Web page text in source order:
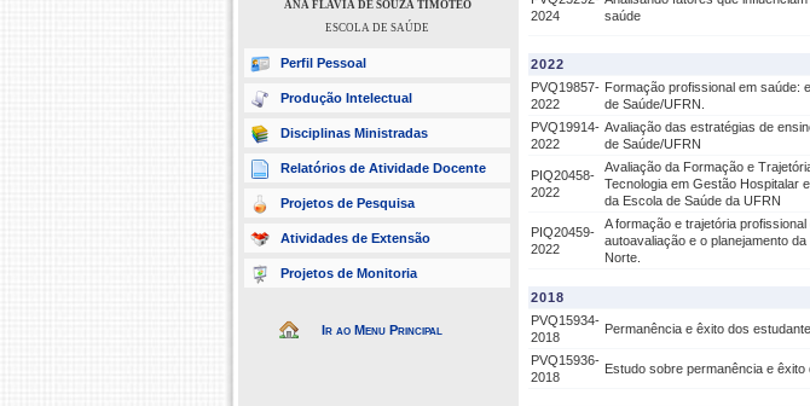
ANA FLAVIA DE SOUZA TIMOTEO
ESCOLA DE SAÚDE
Perfil Pessoal
Produção Intelectual
Disciplinas Ministradas
Relatórios de Atividade Docente
Projetos de Pesquisa
Atividades de Extensão
Projetos de Monitoria
Ir ao Menu Principal
2024
saúde
2022
PVQ19857-
2022
Formação profissional em saúde:
de Saúde/UFRN.
PVQ19914-
2022
Avaliação das estratégias de
de Saúde/UFRN
PIQ20458-
2022
Avaliação da Formação e
Tecnologia em Gestão Hospitalar
da Escola de Saúde da UFRN
PIQ20459-
2022
A formação e trajetória
autoavaliação e o planejamento
Norte.
2018
PVQ15934-
2018
Permanência e êxito dos
PVQ15936-
2018
Estudo sobre permanência e